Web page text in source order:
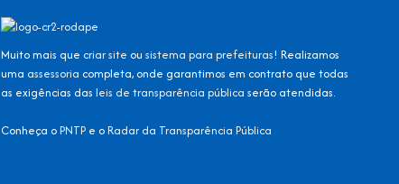
Muito mais que criar site ousistema para prefeituras! Realizamos
uma assessoria completa, onde garantimos em contrato que todas
as exigências dasleis de transparência pública serão atendidas.
Conheça oPNTP e oRadar da Transparência Pública